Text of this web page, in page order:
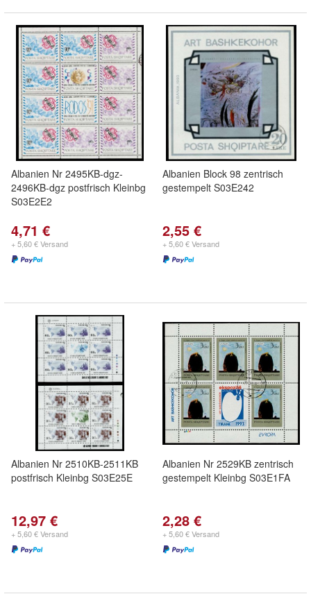
Albanien Nr 2495KB-dgz-
2496KB-dgz postfrisch Kleinbg
S03E2E2
4,71 €
+ 5,60 € Versand
Albanien Block 98 zentrisch
gestempelt S03E242
2,55 €
+ 5,60 € Versand
Albanien Nr 2510KB-2511KB
postfrisch Kleinbg S03E25E
12,97 €
+ 5,60 € Versand
Albanien Nr 2529KB zentrisch
gestempelt Kleinbg S03E1FA
2,28 €
+ 5,60 € Versand